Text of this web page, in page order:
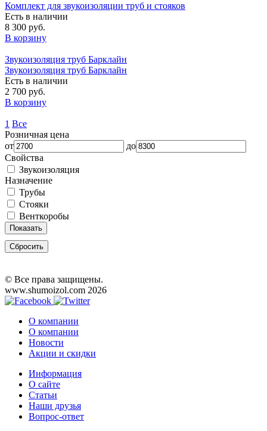
Комплект для звукоизоляции труб и стояков
Есть в наличии
8 300 руб.
В корзину
Звукоизоляция труб Барклайн
Звукоизоляция труб Барклайн
Есть в наличии
2 700 руб.
В корзину
1 Все
Розничная цена
от
до
Свойства
Звукоизоляция
Назначение
Трубы
Стояки
Венткоробы
Показать
Сбросить
© Все права защищены.
www.shumoizol.com 2026
О компании
О компании
Новости
Акции и скидки
Информация
О сайте
Статьи
Наши друзья
Вопрос-ответ